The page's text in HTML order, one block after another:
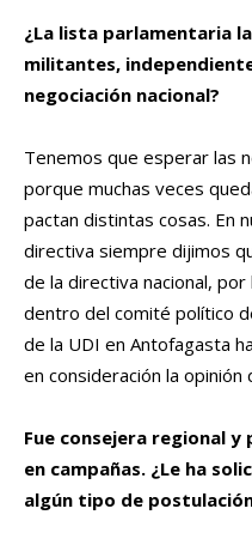
¿La lista parlamentaria
militantes,
negociación nacional?
Tenemos que esperar las
porque muchas veces
pactan distintas cosas. En
directiva siempre dijimos
de la directiva nacional,
dentro del comité político
de la UDI en Antofagasta
en consideración la
Fue consejera regional y
en campañas. ¿Le ha
algún tipo de